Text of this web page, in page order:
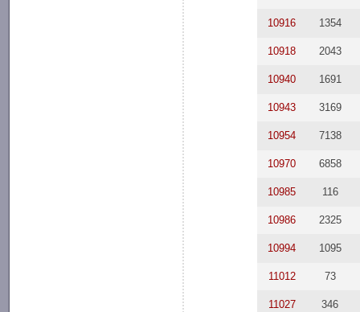
10916 1354
10918 2043
10940 1691
10943 3169
10954 7138
10970 6858
10985 116
10986 2325
10994 1095
11012 73
11027 346